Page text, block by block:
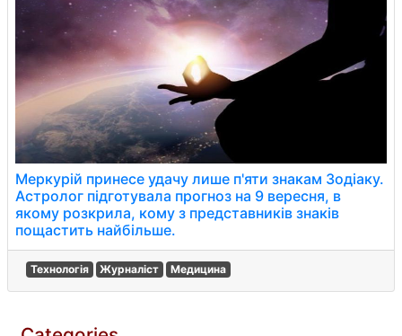
Меркурій принесе удачу лише п'яти знакам Зодіаку.
Астролог підготувала прогноз на 9 вересня, в
якому розкрила, кому з представників знаків
пощастить найбільше.
Технологія Журналіст Медицина